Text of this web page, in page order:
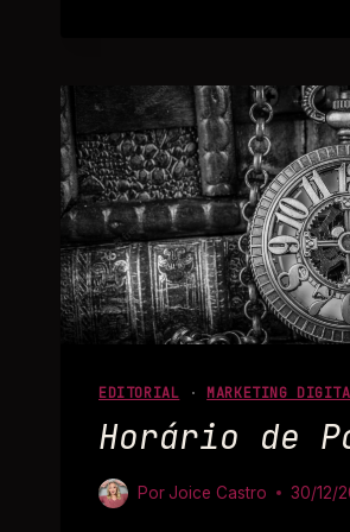
EDITORIAL · MARKETING
Horário de
Por Joice Castro 30/12/